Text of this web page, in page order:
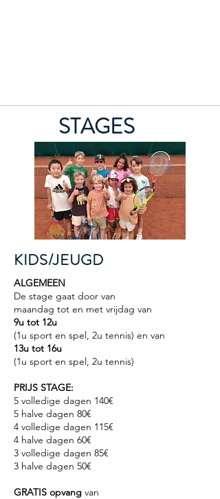
STAGES
KIDS/JEUGD
ALGEMEEN
De stage gaat door van
maandag tot en met vrijdag van
9u tot 12u
(1u sport en spel, 2u tennis) en van
13u tot 16u
(1u sport en spel, 2u tennis)
PRIJS STAGE:
5 volledige dagen 140€
5 halve dagen 80€
4 volledige dagen 115€
4 halve dagen 60€
3 volledige dagen 85€
3 halve dagen 50€
GRATIS opvang van